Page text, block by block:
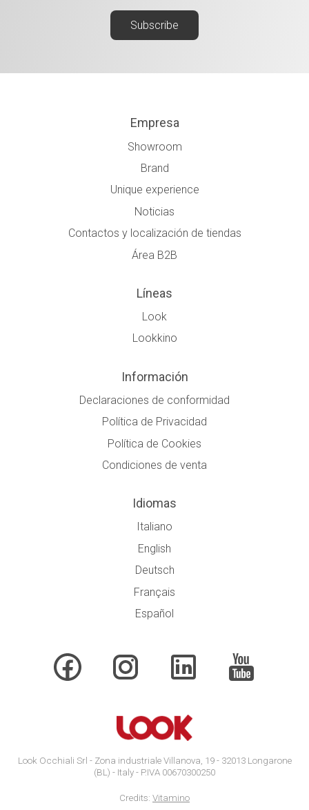
Empresa
Showroom
Brand
Unique experience
Noticias
Contactos y localización de tiendas
Área B2B
Líneas
Look
Lookkino
Información
Declaraciones de conformidad
Política de Privacidad
Política de Cookies
Condiciones de venta
Idiomas
Italiano
English
Deutsch
Français
Español
Look Occhiali Srl - Zona industriale Villanova, 19 - 32013 Longarone
(BL) - Italy - P.IVA 00670300250
Credits: Vitamino